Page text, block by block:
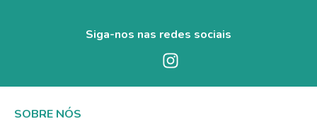
Siga-nos nas redes sociais
SOBRE NÓS